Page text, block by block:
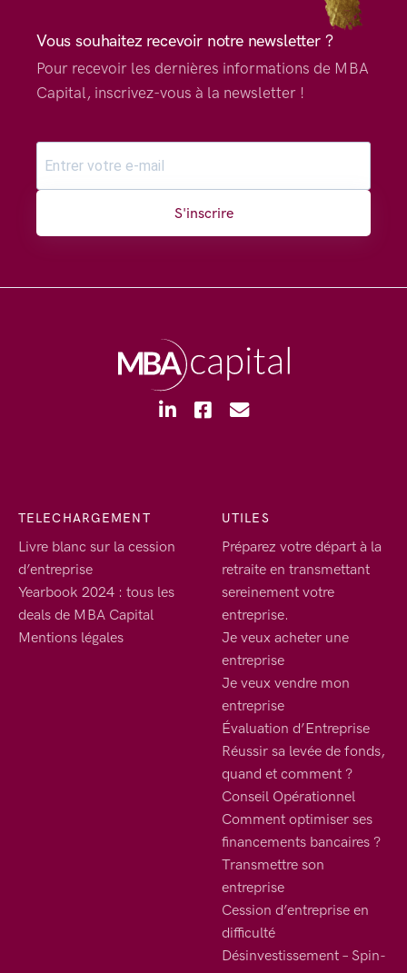
Vous souhaitez recevoir notre newsletter ?
Pour recevoir les dernières informations de MBA
Capital, inscrivez-vous à la newsletter !
S'inscrire
TELECHARGEMENT
Livre blanc sur la cession
d’entreprise
Yearbook 2024 : tous les
deals de MBA Capital
Mentions légales
UTILES
Préparez votre départ à la
retraite en transmettant
sereinement votre
entreprise.
Je veux acheter une
entreprise
Je veux vendre mon
entreprise
Évaluation d’Entreprise
Réussir sa levée de fonds,
quand et comment ?
Conseil Opérationnel
Comment optimiser ses
financements bancaires ?
Transmettre son
entreprise
Cession d’entreprise en
difficulté
Désinvestissement – Spin-